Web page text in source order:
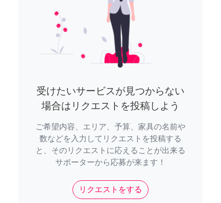
受けたいサービスが見つからない
場合はリクエストを投稿しよう
ご希望内容、エリア、予算、家具の名前や
数などを入力してリクエストを投稿する
と、そのリクエストに応えることが出来る
サポーターから応募が来ます！
リクエストをする